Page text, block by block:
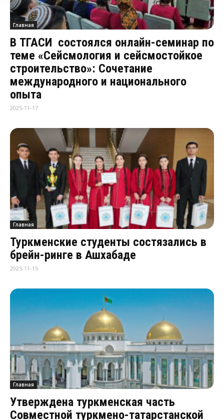
Главная
В ТГАСИ состоялся онлайн-семинар по
теме «Сейсмология и сейсмостойкое
строительство»: Сочетание
международного и национального
опыта
2025-11-17
Главная
Туркменские студенты состязались в
брейн-ринге в Ашхабаде
2025-11-15
Главная
Утверждена туркменская часть
Совместной туркмено-татарстанской